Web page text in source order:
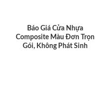
Báo Giá Cửa Nhựa
Composite Màu Đơn Trọn
Gói, Không Phát Sinh